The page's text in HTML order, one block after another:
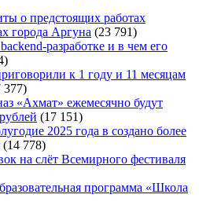
о предстоящих работах
города Аргуна (23 791)
разработке и в чем его
к 1 году и 11 месяцам
377)
«Ахмат» ежемесячно будут
(17 151)
2025 года в создано более
(14 778)
на слёт Всемирного фестиваля
программа «Школа